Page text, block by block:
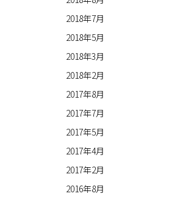
2018年7月
2018年5月
2018年3月
2018年2月
2017年8月
2017年7月
2017年5月
2017年4月
2017年2月
2016年8月